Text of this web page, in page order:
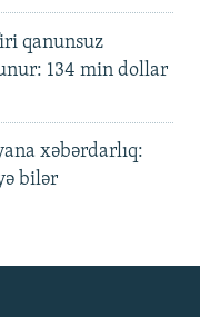
qanunsuz
134 min dollar
xəbərdarlıq:
bilər